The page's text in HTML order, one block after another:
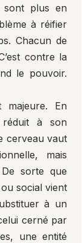
plus en
à réifier
Chacun de
contre la
le pouvoir.
majeure. En
à son
cerveau vaut
mais
sorte que
social vient
à un
cerné par
une entité